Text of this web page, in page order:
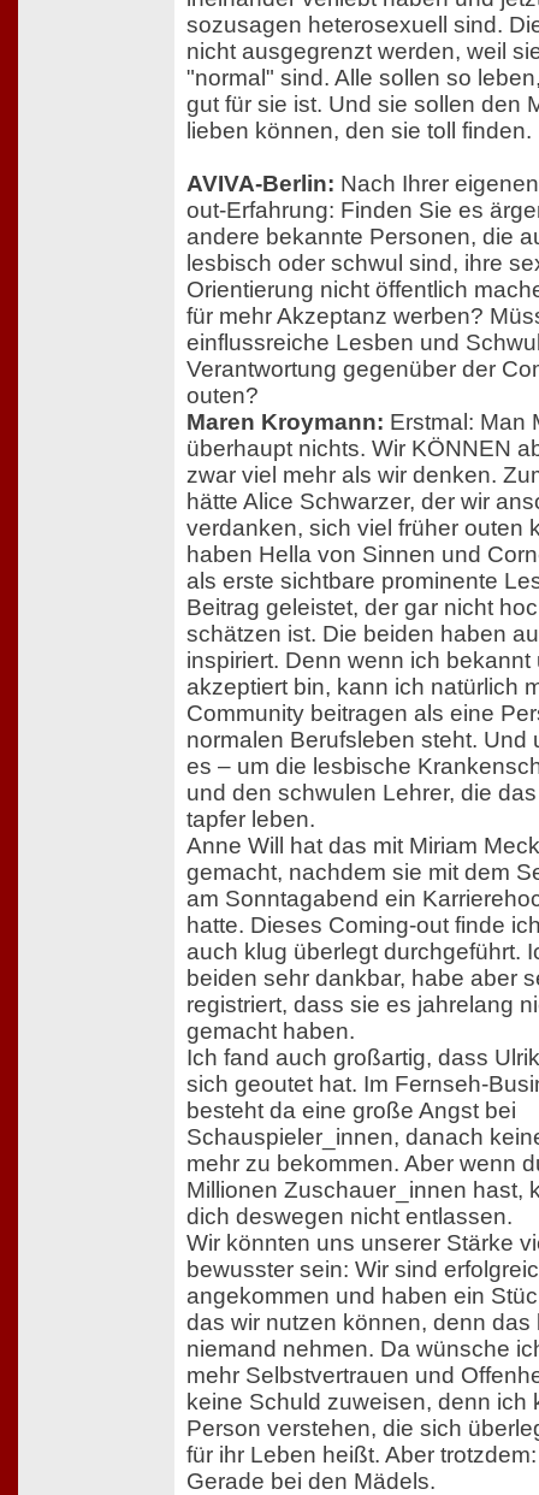
sozusagen heterosexuell sind.
nicht ausgegrenzt werden, weil
"normal" sind. Alle sollen so
gut für sie ist. Und sie sollen den
lieben können, den sie toll finden.
AVIVA-Berlin: Nach Ihrer
out-Erfahrung: Finden Sie es
andere bekannte Personen, die
lesbisch oder schwul sind, ihre
Orientierung nicht öffentlich
für mehr Akzeptanz werben?
einflussreiche Lesben und
Verantwortung gegenüber der
outen?
Maren Kroymann: Erstmal: Man
überhaupt nichts. Wir KÖNNEN
zwar viel mehr als wir denken.
hätte Alice Schwarzer, der wir
verdanken, sich viel früher outen
haben Hella von Sinnen und
als erste sichtbare prominente
Beitrag geleistet, der gar nicht
schätzen ist. Die beiden haben
inspiriert. Denn wenn ich bekannt
akzeptiert bin, kann ich natürlich
Community beitragen als eine
normalen Berufsleben steht. Und
es – um die lesbische
und den schwulen Lehrer, die
tapfer leben.
Anne Will hat das mit Miriam
gemacht, nachdem sie mit dem
am Sonntagabend ein
hatte. Dieses Coming-out finde
auch klug überlegt durchgeführt.
beiden sehr dankbar, habe aber
registriert, dass sie es jahrelang
gemacht haben.
Ich fand auch großartig, dass
sich geoutet hat. Im Fernseh-
besteht da eine große Angst bei
Schauspieler_innen, danach
mehr zu bekommen. Aber wenn
Millionen Zuschauer_innen hast,
dich deswegen nicht entlassen.
Wir könnten uns unserer Stärke
bewusster sein: Wir sind
angekommen und haben ein
das wir nutzen können, denn das
niemand nehmen. Da wünsche
mehr Selbstvertrauen und
keine Schuld zuweisen, denn ich
Person verstehen, die sich
für ihr Leben heißt. Aber
Gerade bei den Mädels.